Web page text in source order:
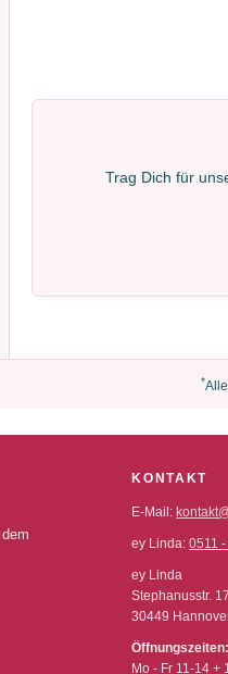
Trag Dich für
*
KONTAKT
E-Mail:
ey Linda:0511
ey Linda
Stephanusstr. 17
30449
Öffnungszeiten:
Mo - Fr 11-14 +